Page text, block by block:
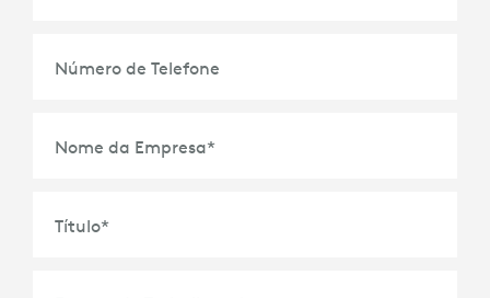
Número de Telefone
Nome da Empresa*
Título*